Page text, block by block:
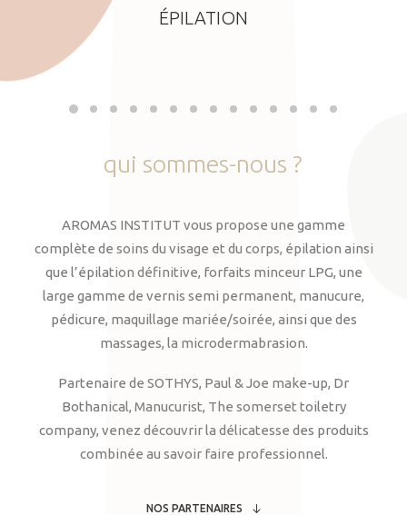
ÉPILATION
qui sommes-nous ?
AROMAS INSTITUT vous propose une gamme
complète de soins du visage et du corps, épilation ainsi
que l’épilation définitive, forfaits minceur LPG, une
large gamme de vernis semi permanent, manucure,
pédicure, maquillage mariée/soirée, ainsi que des
massages, la microdermabrasion.
Partenaire de SOTHYS, Paul & Joe make-up, Dr
Bothanical, Manucurist, The somerset toiletry
company, venez découvrir la délicatesse des produits
combinée au savoir faire professionnel.
NOS PARTENAIRES